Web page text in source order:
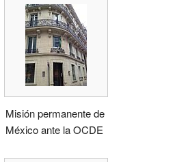
Misión permanente de
México ante la OCDE